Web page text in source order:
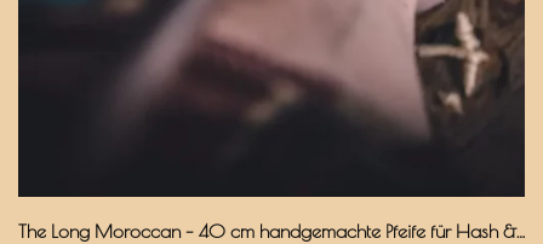
The Long Moroccan – 40 cm handgemachte Pfeife für Hash & Pollen